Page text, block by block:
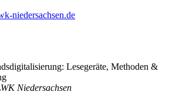
niedersachsen.de
Lesegeräte, Methoden &
Niedersachsen